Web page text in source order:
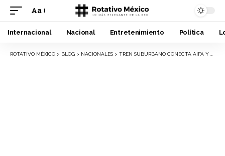
Font
Resizer
Aa
Internacional Nacional Entretenimiento Política
ROTATIVO MÉXICO > BLOG > NACIONALES > TREN SUBURBANO CONECTA AIFA Y CDMX CON ALTA DEMANDA INICIAL